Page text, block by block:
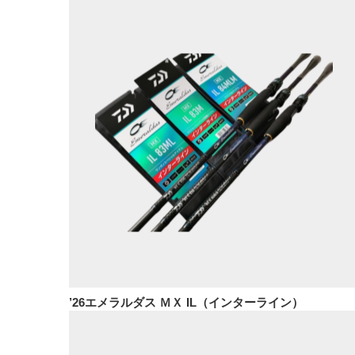
’26エメラルダス ＭＸ IL（インターライン）